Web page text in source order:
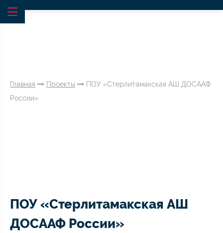
Главная Проекты
ПОУ «Стерлитамакская АШ ДОСААФ
России»
ПОУ «Стерлитамакская АШ
ДОСААФ России»